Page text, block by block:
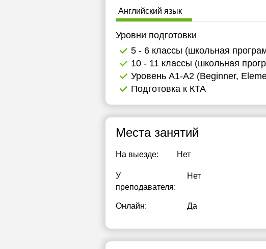
Английский язык
Уровни подготовки
5 - 6 классы (школьная
10 - 11 классы (школьная
Уровень А1-А2 (Beginner,
Подготовка к КТА
Места занятий
На выезде: Нет
У
преподавателя:
Нет
Онлайн: Да